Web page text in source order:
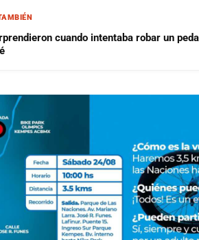
cuando intentaba robar un